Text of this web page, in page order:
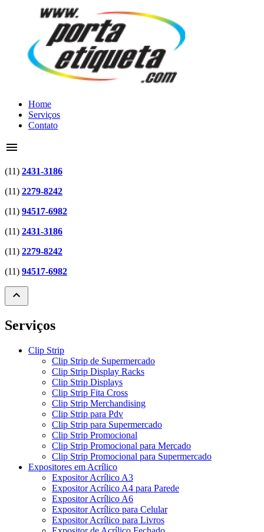
Home
Serviços
Contato
menu
(11) 2431-3186
(11) 2279-8242
(11) 94517-6982
(11) 2431-3186
(11) 2279-8242
(11) 94517-6982
expand_less
Serviços
Clip Strip
Clip Strip de Supermercado
Clip Strip Display Racks
Clip Strip Displays
Clip Strip Fita Cross
Clip Strip Merchandising
Clip Strip para Pdv
Clip Strip para Supermercado
Clip Strip Promocional
Clip Strip Promocional para Mercado
Clip Strip Promocional para Supermercado
Expositores em Acrílico
Expositor Acrílico A3
Expositor Acrílico A4 para Parede
Expositor Acrílico A6
Expositor Acrílico para Celular
Expositor Acrílico para Livros